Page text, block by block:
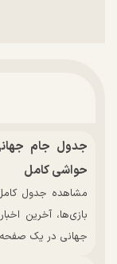
حواشی کامل
بازی‌ها، آخرین
جهانی در یک